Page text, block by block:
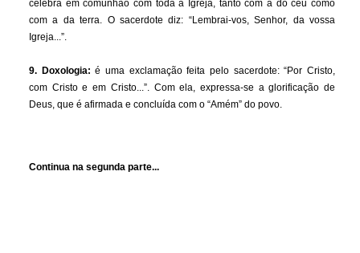
celebra em comunhão com toda a Igreja, tanto com a do céu como
com a da terra. O sacerdote diz: “Lembrai-vos, Senhor, da vossa
Igreja...”.
9. Doxologia:é uma exclamação feita pelo sacerdote: “Por Cristo,
com Cristo e em Cristo...”. Com ela, expressa-se a glorificação de
Deus, que é afirmada e concluída com o “Amém” do povo.
Continua na segunda parte...